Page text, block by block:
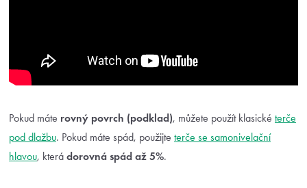
Pokud máte rovný povrch (podklad), můžete použít klasické terče
pod dlažbu. Pokud máte spád, použijte terče se samonivelační
hlavou, která dorovná spád až 5%.